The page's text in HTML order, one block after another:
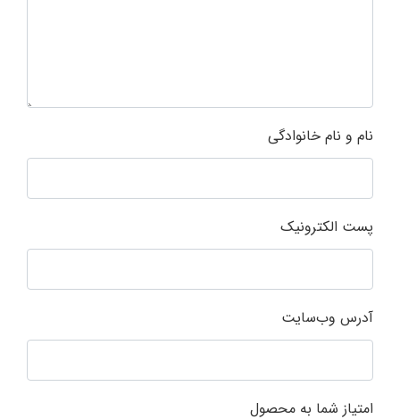
نام و نام خانوادگی
پست الکترونیک
آدرس وب‌سایت
امتیاز شما به محصول